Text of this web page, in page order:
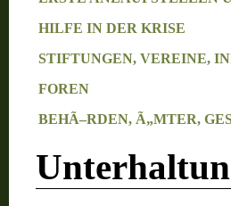
HILFE IN DER KRISE
STIFTUNGEN, VEREINE,
FOREN
BEHÃ–RDEN, Ã„MTER,